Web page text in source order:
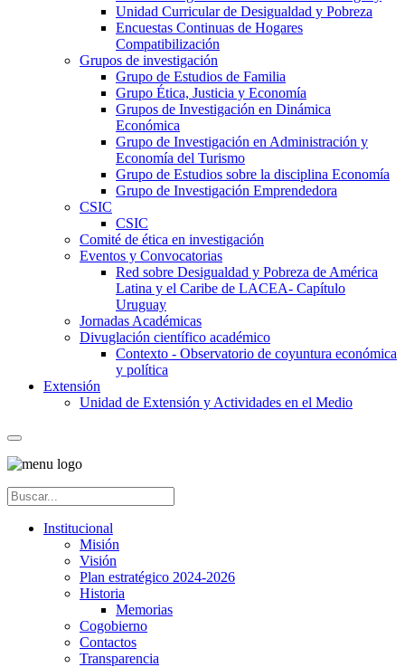
Unidad Curricular de Desigualdad y Pobreza
Encuestas Continuas de Hogares
Compatibilización
Grupos de investigación
Grupo de Estudios de Familia
Grupo Ética, Justicia y Economía
Grupos de Investigación en Dinámica
Económica
Grupo de Investigación en Administración y
Economía del Turismo
Grupo de Estudios sobre la disciplina Economía
Grupo de Investigación Emprendedora
CSIC
CSIC
Comité de ética en investigación
Eventos y Convocatorias
Red sobre Desigualdad y Pobreza de América
Latina y el Caribe de LACEA- Capítulo
Uruguay
Jornadas Académicas
Divuglación científico académico
Contexto - Observatorio de coyuntura económica
y política
Extensión
Unidad de Extensión y Actividades en el Medio
Institucional
Misión
Visión
Plan estratégico 2024-2026
Historia
Memorias
Cogobierno
Contactos
Transparencia